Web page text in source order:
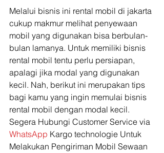
Melalui bisnis ini rental mobil di jakarta
cukup makmur melihat penyewaan
mobil yang digunakan bisa berbulan-
bulan lamanya. Untuk memiliki bisnis
rental mobil tentu perlu persiapan,
apalagi jika modal yang digunakan
kecil. Nah, berikut ini merupakan tips
bagi kamu yang ingin memulai bisnis
rental mobil dengan modal kecil.
Segera Hubungi Customer Service via
WhatsApp Kargo technologie Untuk
Melakukan Pengiriman Mobil Sewaan